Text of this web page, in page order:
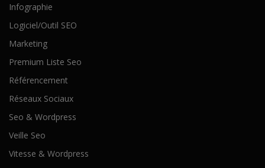
Infographie
Logiciel/Outil SEO
Marketing
Premium Liste Seo
Référencement
Réseaux Sociaux
Seo & Wordpress
Veille Seo
Vitesse & Wordpress